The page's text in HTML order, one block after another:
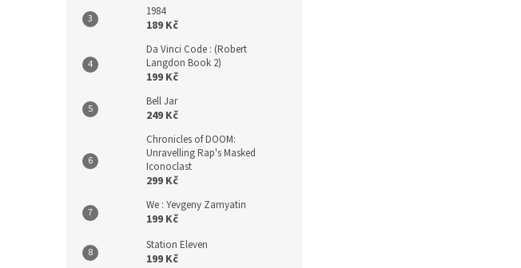
1984
189 Kč
Da Vinci Code : (Robert
Langdon Book 2)
199 Kč
Bell Jar
249 Kč
Chronicles of DOOM:
Unravelling Rap's Masked
Iconoclast
299 Kč
We : Yevgeny Zamyatin
199 Kč
Station Eleven
199 Kč